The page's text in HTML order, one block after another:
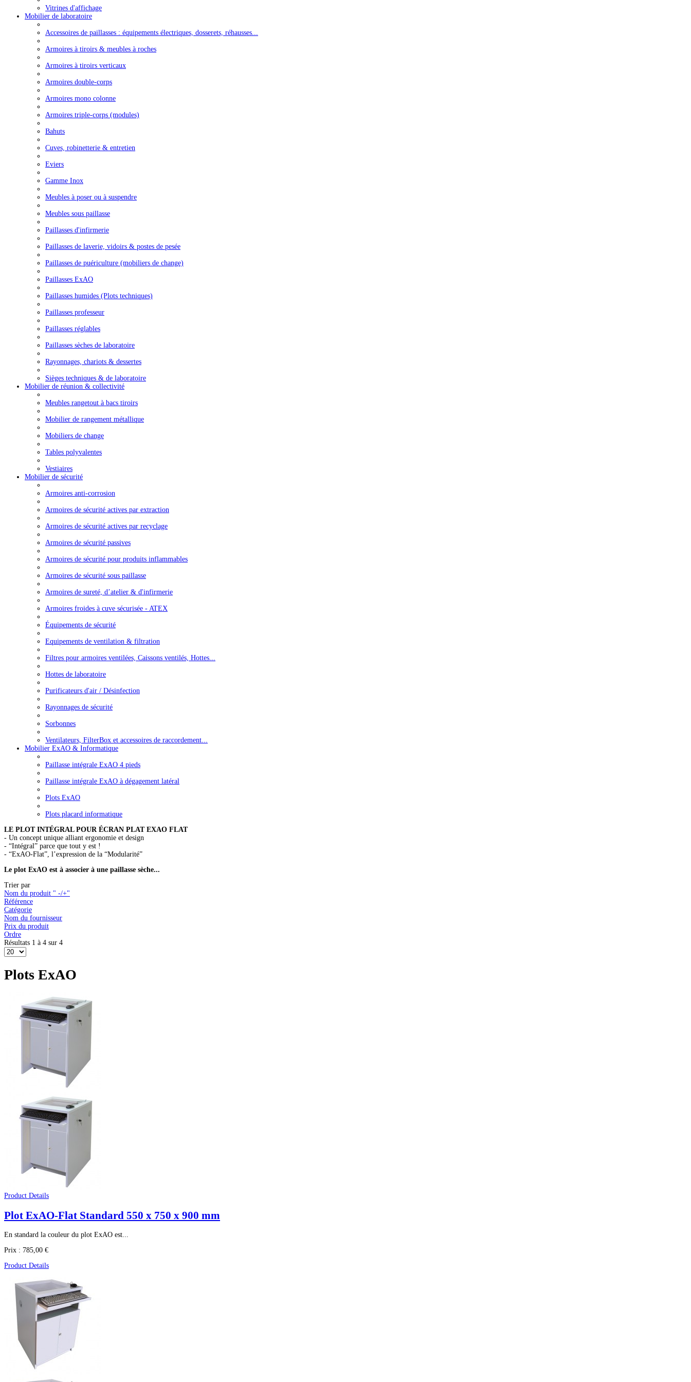
Vitrines d'affichage
Mobilier de laboratoire
Accessoires de paillasses : équipements électriques, dosserets, réhausses...
Armoires à tiroirs & meubles à roches
Armoires à tiroirs verticaux
Armoires double-corps
Armoires mono colonne
Armoires triple-corps (modules)
Bahuts
Cuves, robinetterie & entretien
Eviers
Gamme Inox
Meubles à poser ou à suspendre
Meubles sous paillasse
Paillasses d'infirmerie
Paillasses de laverie, vidoirs & postes de pesée
Paillasses de puériculture (mobiliers de change)
Paillasses ExAO
Paillasses humides (Plots techniques)
Paillasses professeur
Paillasses réglables
Paillasses sèches de laboratoire
Rayonnages, chariots & dessertes
Sièges techniques & de laboratoire
Mobilier de réunion & collectivité
Meubles rangetout à bacs tiroirs
Mobilier de rangement métallique
Mobiliers de change
Tables polyvalentes
Vestiaires
Mobilier de sécurité
Armoires anti-corrosion
Armoires de sécurité actives par extraction
Armoires de sécurité actives par recyclage
Armoires de sécurité passives
Armoires de sécurité pour produits inflammables
Armoires de sécurité sous paillasse
Armoires de sureté, d’atelier & d'infirmerie
Armoires froides à cuve sécurisée - ATEX
Équipements de sécurité
Equipements de ventilation & filtration
Filtres pour armoires ventilées, Caissons ventilés, Hottes...
Hottes de laboratoire
Purificateurs d'air / Désinfection
Rayonnages de sécurité
Sorbonnes
Ventilateurs, FilterBox et accessoires de raccordement...
Mobilier ExAO & Informatique
Paillasse intégrale ExAO 4 pieds
Paillasse intégrale ExAO à dégagement latéral
Plots ExAO
Plots placard informatique
LE PLOT INTÉGRAL POUR ÉCRAN PLAT EXAO FLAT
- Un concept unique alliant ergonomie et design
- “Intégral” parce que tout y est !
- “ExAO-Flat”, l’expression de la “Modularité”
Le plot ExAO est à associer à une paillasse sèche...
Trier par
Nom du produit " -/+"
Référence
Catégorie
Nom du fournisseur
Prix du produit
Ordre
Résultats 1 à 4 sur 4
Plots ExAO
Product Details
Plot ExAO-Flat Standard 550 x 750 x 900 mm
En standard la couleur du plot ExAO est...
Prix : 785,00 €
Product Details